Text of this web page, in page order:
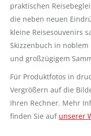
praktischen
die neben neuen
kleine Reisesouvenirs
Skizzenbuch in
und großzügigem
Für Produktfotos in
Vergrößern auf die
Ihren Rechner. Mehr
finden Sie auf unserer